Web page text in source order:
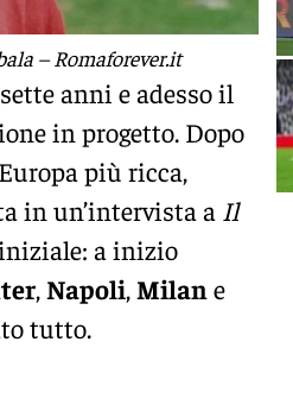
– Romaforever.it
anni e adesso il
in progetto. Dopo
più ricca,
in un’intervista a Il
iniziale: a inizio
, Napoli, Milane
tutto.